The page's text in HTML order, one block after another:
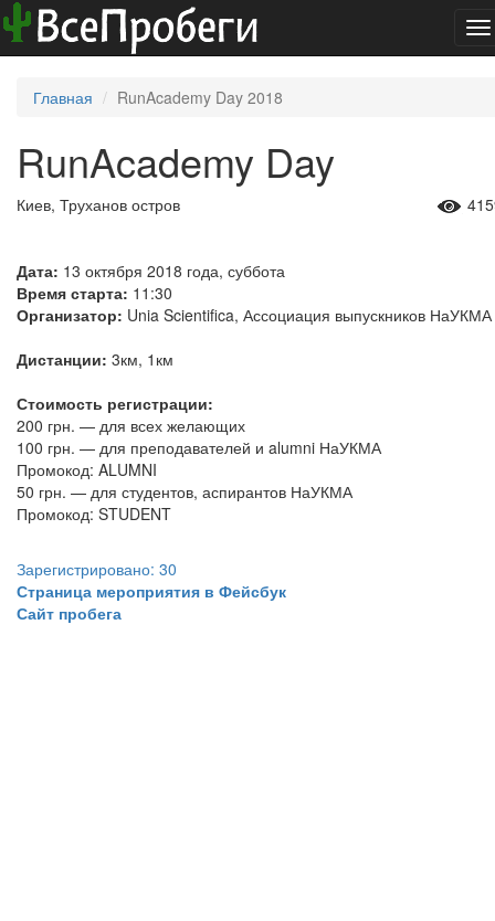
Главная RunAcademy Day 2018
RunAcademy Day
Киев, Труханов остров
Дата: 13 октября 2018 года, суббота
Время старта: 11:30
Организатор: Unia Scientifica, Ассоциация выпускников НаУКМА
Дистанции: 3км, 1км
Стоимость регистрации:
200 грн. — для всех желающих
100 грн. — для преподавателей и alumni НаУКМА
Промокод: ALUMNI
50 грн. — для студентов, аспирантов НаУКМА
Промокод: STUDENT
Зарегистрировано: 30
Страница мероприятия в Фейсбук
Сайт пробега